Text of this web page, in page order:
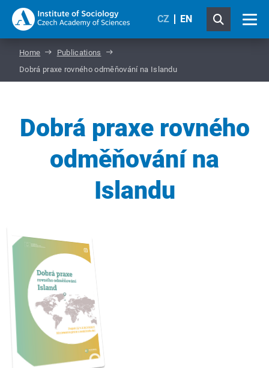
CZ EN
Home
Publications
Dobrá praxe rovného odměňování na Islandu
Dobrá praxe rovného
odměňování na
Islandu